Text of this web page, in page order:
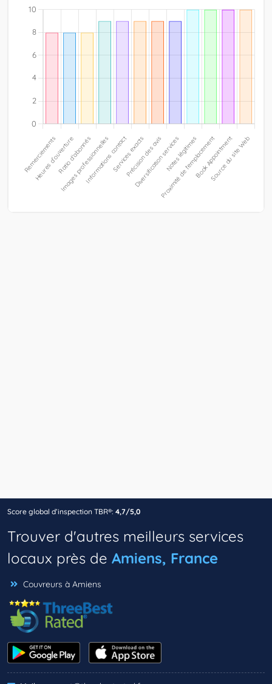
Score global d’inspection TBR®: 4,7/5,0
Trouver d'autres meilleurs services
locaux près de Amiens, France
Couvreurs à Amiens